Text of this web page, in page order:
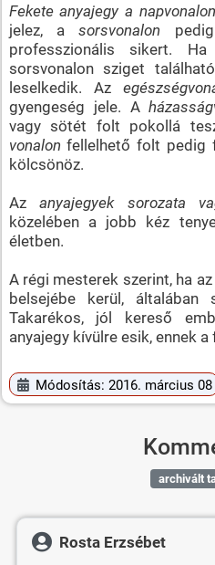
Fekete anyajegy a napvonalon
jelez, asorsvonalon
professzionális sikert.
sorsvonalon sziget
leselkedik. Az
gyengeség jele. A
vagy sötét folt pokollá
vonalon fellelhető folt pedig
kölcsönöz.
Azanyajegyek sorozata
közelében a jobb kéz
életben.
A régi mesterek szerint, ha az
belsejébe kerül, általában
Takarékos, jól kereső
anyajegy kívülre esik, ennek
Módosítás: 2016. március 08
archivált
Rosta Erzsébet